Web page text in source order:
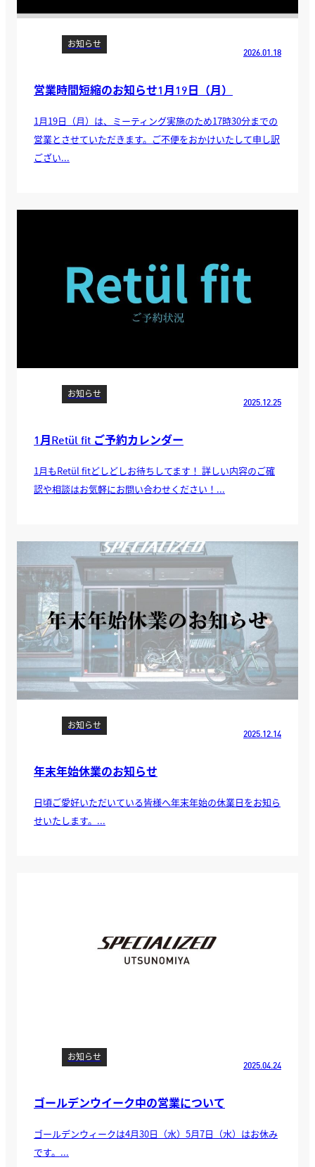
お知らせ
2026.01.18
営業時間短縮のお知らせ1月19日（月）
1月19日（月）は、ミーティング実施のため17時30分までの
営業とさせていただきます。ご不便をおかけいたして申し訳
ござい...
お知らせ
2025.12.25
1月Retül fit ご予約カレンダー
1月もRetül fitどしどしお待ちしてます！ 詳しい内容のご確
認や相談はお気軽にお問い合わせください！...
お知らせ
2025.12.14
年末年始休業のお知らせ
日頃ご愛好いただいている皆様へ年末年始の休業日をお知ら
せいたします。...
お知らせ
2025.04.24
ゴールデンウイーク中の営業について
ゴールデンウィークは4月30日（水）5月7日（水）はお休み
です。...